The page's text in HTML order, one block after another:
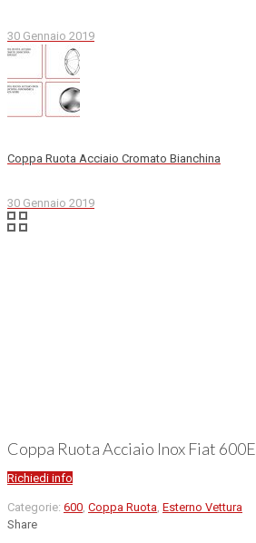
30 Gennaio 2019
Coppa Ruota Acciaio Cromato Bianchina
30 Gennaio 2019
Coppa Ruota Acciaio Inox Fiat 600E
Richiedi info
Categorie: 600 Coppa Ruota Esterno Vettura
Share